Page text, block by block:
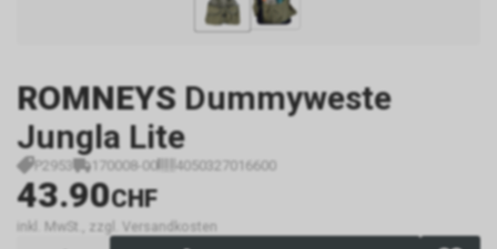
ROMNEYS Dummyweste
Jungla Lite
P2953 170008-00 4050327016600
43.90CHF
inkl. MwSt., zzgl. Versandkosten